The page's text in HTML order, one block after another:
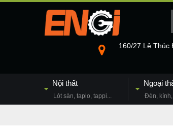
160/27 Lê Thúc
Nội thất
Lót sàn, taplo, tappi...
Ngoại
Đèn,